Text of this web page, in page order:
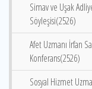
Simav ve Uşak
Söyleşisi(2526)
Afet Uzmanı İrfan
Konferans(2526)
Sosyal Hizmet